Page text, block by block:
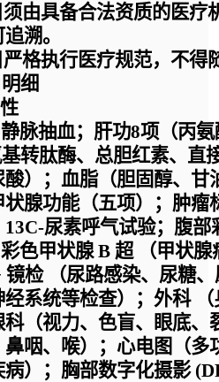
由具备合法资质的医
溯。
格执行医疗规范，不得
细
脉抽血；肝功8项 （丙
转肽酶、总胆红素、直
）
；血脂（胆固醇、甘
腺功能（五项）；肿瘤
尿素呼气试验；腹
色甲状腺 B 超 （甲状
检 （尿路感染、尿糖
系统等检查）；外科
（视力、色盲、眼底
咽、喉）；心电图（
）；胸部数字化摄影